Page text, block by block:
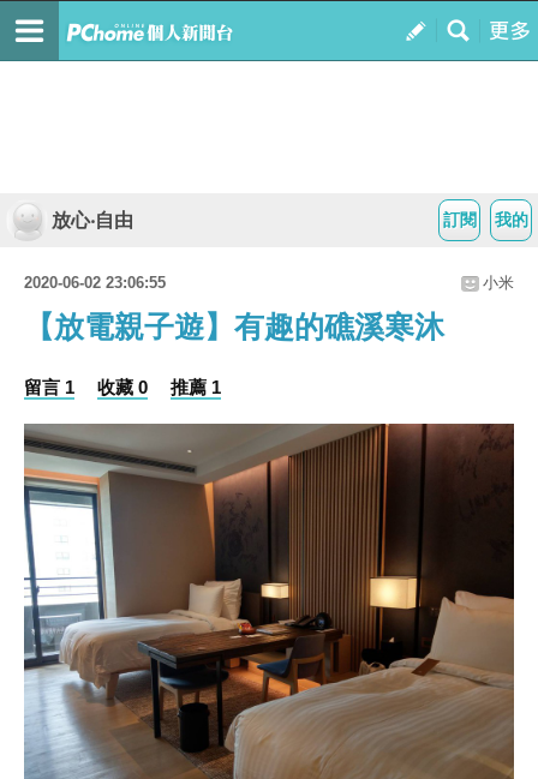
我的
訂閱
放心‧自由
2020-06-02 23:06:55 小米
【放電親子遊】有趣的礁溪寒沐
留言 1 收藏 0 推薦 1